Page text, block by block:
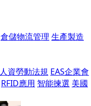
倉儲物流管理 生產製造
人資勞動法規 EAS企業會
RFID應用 智能揀選 美國